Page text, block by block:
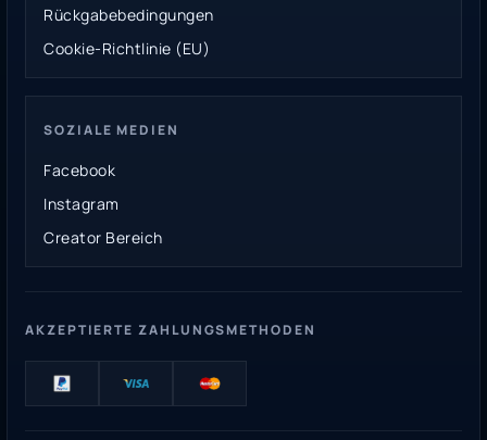
Rückgabebedingungen
Cookie-Richtlinie (EU)
SOZIALE MEDIEN
Facebook
Instagram
Creator Bereich
AKZEPTIERTE ZAHLUNGSMETHODEN